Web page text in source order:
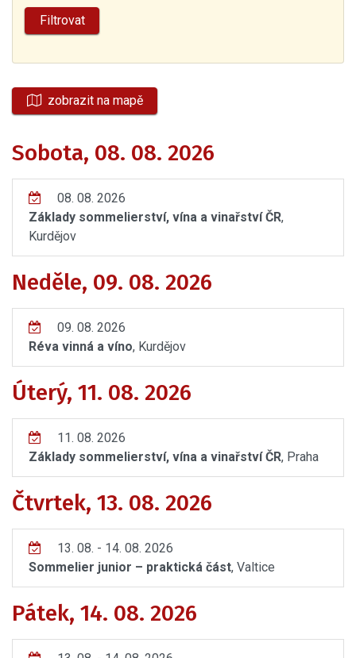
zobrazit na mapě
Sobota, 08. 08. 2026
08. 08. 2026
Základy sommelierství, vína a vinařství ČR,
Kurdějov
Neděle, 09. 08. 2026
09. 08. 2026
Réva vinná a víno, Kurdějov
Úterý, 11. 08. 2026
11. 08. 2026
Základy sommelierství, vína a vinařství ČR, Praha
Čtvrtek, 13. 08. 2026
13. 08. - 14. 08. 2026
Sommelier junior – praktická část, Valtice
Pátek, 14. 08. 2026